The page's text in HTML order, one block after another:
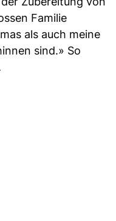
Familie
als auch meine
sind.» So